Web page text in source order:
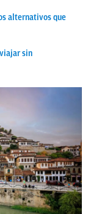
alternativos que
sin